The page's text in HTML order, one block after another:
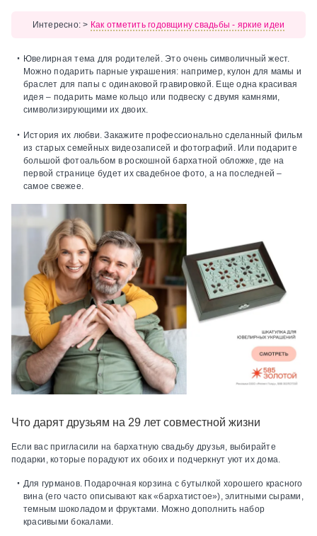
Интересно: > Как отметить годовщину свадьбы - яркие идеи
Ювелирная тема для родителей.Это очень символичный жест.
Можно подарить парные украшения: например, кулон для мамы и
браслет для папы с одинаковой гравировкой. Еще одна красивая
идея – подарить маме кольцо или подвеску с двумя камнями,
символизирующими их двоих.
История их любви. Закажите профессионально сделанный фильм
из старых семейных видеозаписей и фотографий. Или подарите
большой фотоальбом в роскошной бархатной обложке, где на
первой странице будет их свадебное фото, а на последней –
самое свежее.
Что дарят друзьям на 29 лет совместной жизни
Если вас пригласили на бархатную свадьбу друзья, выбирайте
подарки, которые порадуют их обоих и подчеркнут уют их дома.
Для гурманов. Подарочная корзина с бутылкой хорошего красного
вина (его часто описывают как «бархатистое»), элитными сырами,
темным шоколадом и фруктами. Можно дополнить набор
красивыми бокалами.